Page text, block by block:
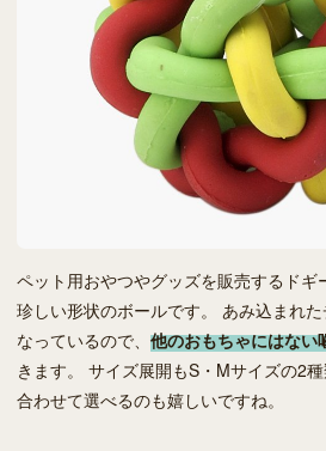
ペット用おやつやグッズを販売するドギ
珍しい形状のボールです。 あみ込まれ
なっているので、 他のおもちゃにはない
きます。 サイズ展開もS・Mサイズの2
合わせて選べるのも嬉しいですね。